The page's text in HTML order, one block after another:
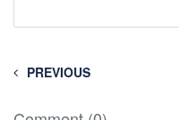
PREVIOUS